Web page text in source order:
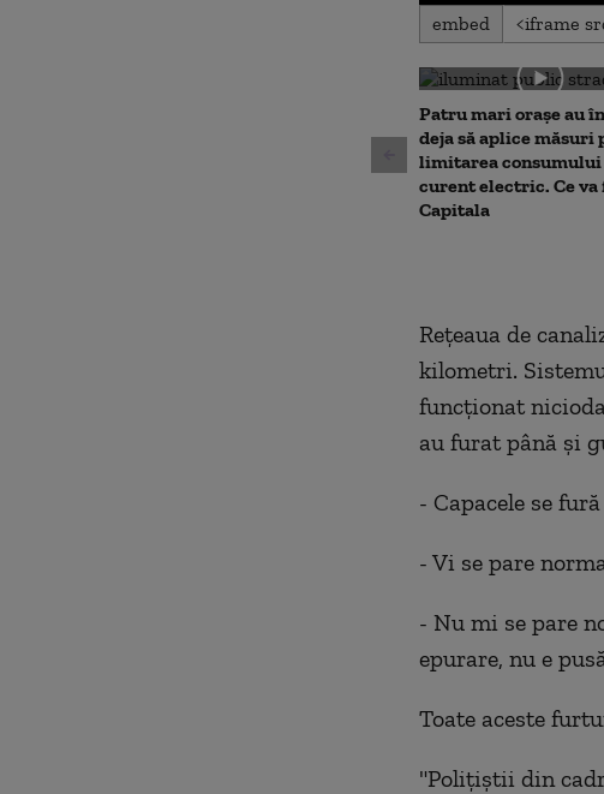
0
seconds
0
secondsVolume
90%
embed
Patru mari orașe au
deja să aplice măsuri
limitarea consumului
curent electric. Ce va
Capitala
Reţeaua de
kilometri.
funcţionat
au furat până şi
- Capacele se
- Vi se pare
- Nu mi se pare
epurare, nu e
Toate aceste
"Polițiștii din